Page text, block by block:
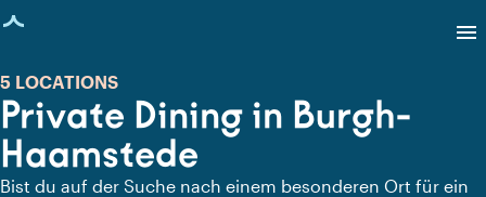
geladen
menu
Private Dining in Burgh-
Haamstede
5 LOCATIONS
Bist du auf der Suche nach einem besonderen Ort für ein